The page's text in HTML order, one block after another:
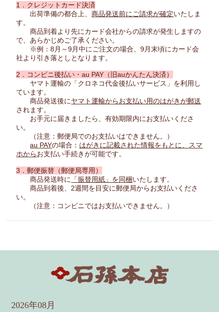
1．クレジットカード決済
出荷準備の都合上、商品発送前にご請求が確定いたしま
す。
商品到着より先にカード会社からの請求が発生しますの
で、あらかじめご了承ください。
※例：8月～9月中にご注文の場合、9月末頃にカード会
社より引き落としとなります。
2．コンビニ後払い・au PAY（旧auかんたん決済）
ヤマト運輸の「クロネコ代金後払いサービス」を利用し
ています。
商品発送後にヤマト運輸からお支払い用のはがきが郵送
されます。
お手元に届きましたら、有効期限内にお支払いくださ
い。
（注意：郵便局でのお支払いはできません。）
au PAYの場合： はがきに記載された情報をもとに、スマ
ホからお支払い手続きが可能です。
3．郵便振替（郵便局専用）
商品発送時に
「振替用紙」を同梱いたします。
商品到着後、2週間を目安に郵便局からお支払いくださ
い。
（注意：コンビニではお支払いできません。）
2026年08月